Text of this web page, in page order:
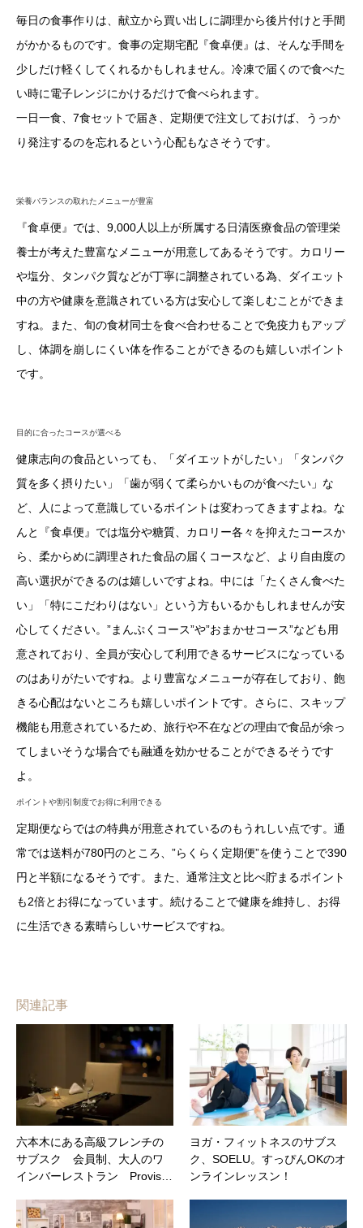
毎日の食事作りは、献立から買い出しに調理から後片付けと手間
がかかるものです。食事の定期宅配『食卓便』は、そんな手間を
少しだけ軽くしてくれるかもしれません。冷凍で届くので食べた
い時に電子レンジにかけるだけで食べられます。
一日一食、7食セットで届き、定期便で注文しておけば、うっか
り発注するのを忘れるという心配もなさそうです。
栄養バランスの取れたメニューが豊富
『食卓便』では、9,000人以上が所属する日清医療食品の管理栄
養士が考えた豊富なメニューが用意してあるそうです。カロリー
や塩分、タンパク質などが丁寧に調整されている為、ダイエット
中の方や健康を意識されている方は安心して楽しむことができま
すね。また、旬の食材同士を食べ合わせることで免疫力もアップ
し、体調を崩しにくい体を作ることができるのも嬉しいポイント
です。
目的に合ったコースが選べる
健康志向の食品といっても、「ダイエットがしたい」「タンパク
質を多く摂りたい」「歯が弱くて柔らかいものが食べたい」な
ど、人によって意識しているポイントは変わってきますよね。な
んと『食卓便』では塩分や糖質、カロリー各々を抑えたコースか
ら、柔からめに調理された食品の届くコースなど、より自由度の
高い選択ができるのは嬉しいですよね。中には「たくさん食べた
い」「特にこだわりはない」という方もいるかもしれませんが安
心してください。”まんぷくコース”や”おまかせコース”なども用
意されており、全員が安心して利用できるサービスになっている
のはありがたいですね。より豊富なメニューが存在しており、飽
きる心配はないところも嬉しいポイントです。さらに、スキップ
機能も用意されているため、旅行や不在などの理由で食品が余っ
てしまいそうな場合でも融通を効かせることができるそうです
よ。
ポイントや割引制度でお得に利用できる
定期便ならではの特典が用意されているのもうれしい点です。通
常では送料が780円のところ、”らくらく定期便”を使うことで390
円と半額になるそうです。また、通常注文と比べ貯まるポイント
も2倍とお得になっています。続けることで健康を維持し、お得
に生活できる素晴らしいサービスですね。
関連記事
六本木にある高級フレンチの
サブスク 会員制、大人のワ
インバーレストラン Provis…
ヨガ・フィットネスのサブス
ク、SOELU。すっぴんOKのオ
ンラインレッスン！